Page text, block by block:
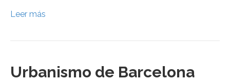
Leer más
Urbanismo de Barcelona